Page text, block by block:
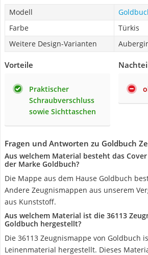
Modell
Farbe
Türkis
Weitere Design-Varianten
Vorteile
Praktischer
Schraubverschluss
sowie Sichttaschen
Fragen und Antworten zu Goldbuch
Aus welchem Material besteht das
der Marke Goldbuch?
Die Mappe aus dem Hause Goldbuch
Andere Zeugnismappen aus unserem
aus Kunststoff.
Aus welchem Material ist die 36113
Goldbuch hergestellt?
Die 36113 Zeugnismappe von Goldbuch
Leinenmaterial hergestellt. Dieses